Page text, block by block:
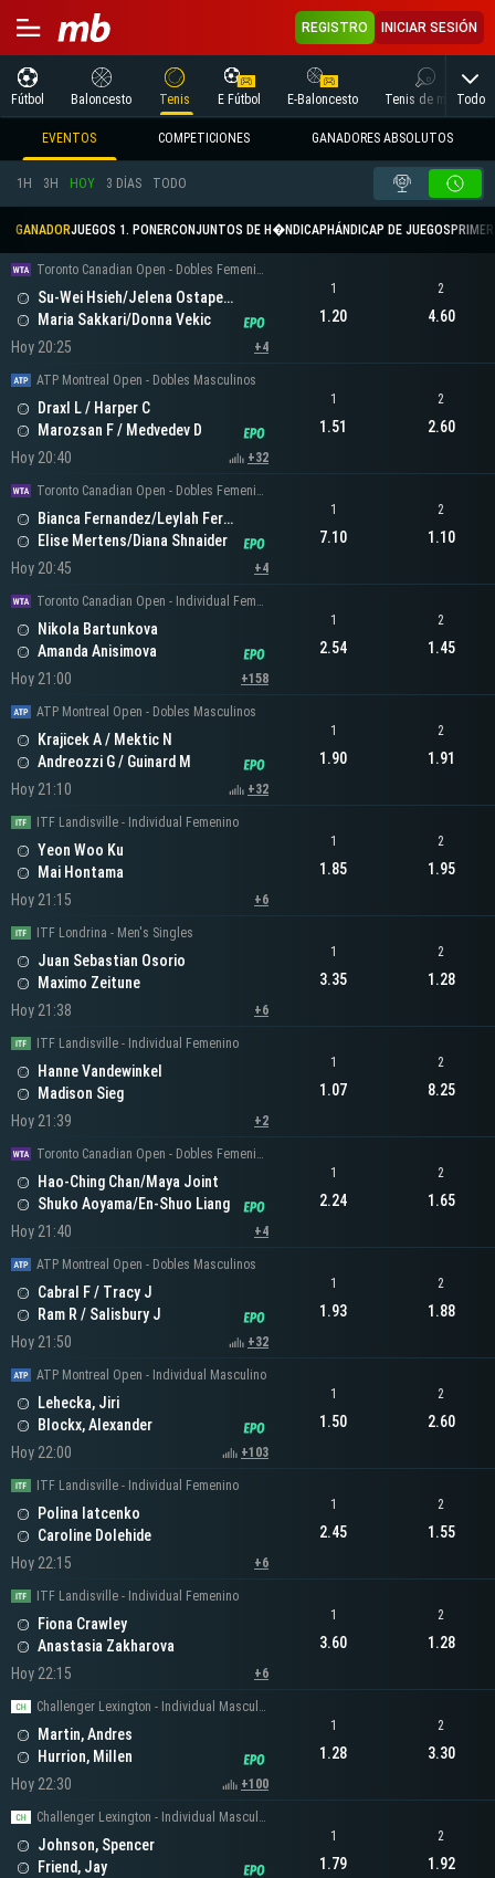
REGISTRO INICIAR SESIÓN
Fútbol Baloncesto Tenis E Fútbol E-Baloncesto Tenis de mesaTodo
EVENTOS COMPETICIONES GANADORES ABSOLUTOS
1H 3H HOY 3 DÍAS TODO
GANADORJUEGOS 1. PONERCONJUNTOS DE H�NDICAP HÁNDICAP DE JUEGOS
Toronto Canadian Open - Dobles Femeninos
Su-Wei Hsieh/Jelena Ostapenko
Maria Sakkari/Donna Vekic
Hoy 20:25
+4
1
1.20
2
4.60
ATP Montreal Open - Dobles Masculinos
Draxl L / Harper C
Marozsan F / Medvedev D
Hoy 20:40
+32
1
1.51
2
2.60
Toronto Canadian Open - Dobles Femeninos
Bianca Fernandez/Leylah Fernandez
Elise Mertens/Diana Shnaider
Hoy 20:45
+4
1
7.10
2
1.10
Toronto Canadian Open - Individual Femenino
Nikola Bartunkova
Amanda Anisimova
Hoy 21:00
+158
1
2.54
2
1.45
ATP Montreal Open - Dobles Masculinos
Krajicek A / Mektic N
Andreozzi G / Guinard M
Hoy 21:10
+32
1
1.90
2
1.91
ITF Landisville - Individual Femenino
Yeon Woo Ku
Mai Hontama
Hoy 21:15
+6
1
1.85
2
1.95
ITF Londrina - Men's Singles
Juan Sebastian Osorio
Maximo Zeitune
Hoy 21:38
+6
1
3.35
2
1.28
ITF Landisville - Individual Femenino
Hanne Vandewinkel
Madison Sieg
Hoy 21:39
+2
1
1.07
2
8.25
Toronto Canadian Open - Dobles Femeninos
Hao-Ching Chan/Maya Joint
Shuko Aoyama/En-Shuo Liang
Hoy 21:40
+4
1
2.24
2
1.65
ATP Montreal Open - Dobles Masculinos
Cabral F / Tracy J
Ram R / Salisbury J
Hoy 21:50
+32
1
1.93
2
1.88
ATP Montreal Open - Individual Masculino
Lehecka, Jiri
Blockx, Alexander
Hoy 22:00
+103
1
1.50
2
2.60
ITF Landisville - Individual Femenino
Polina Iatcenko
Caroline Dolehide
Hoy 22:15
+6
1
2.45
2
1.55
ITF Landisville - Individual Femenino
Fiona Crawley
Anastasia Zakharova
Hoy 22:15
+6
1
3.60
2
1.28
Challenger Lexington - Individual Masculino
Martin, Andres
Hurrion, Millen
Hoy 22:30
+100
1
1.28
2
3.30
Challenger Lexington - Individual Masculino
Johnson, Spencer
Friend, Jay
1
1.79
2
1.92